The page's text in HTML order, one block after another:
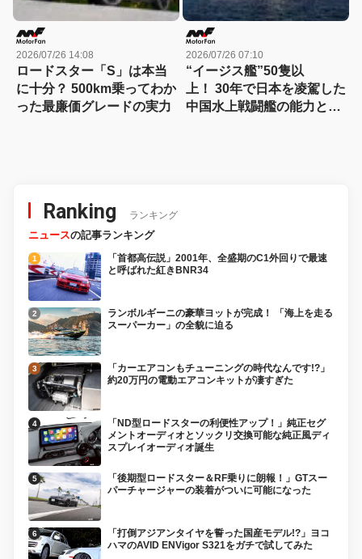
2026/07/26 14:08
ロードスター「S」は本当
に十分？ 500km乗ってわか
った最廉価グレードの実力
2026/07/26 07:10
“イージス艦”50隻以
上！ 30年で日本を凌駕した
中国水上戦闘艦の能力と戦
Ranking ランキング
ニュースの記事ランキング
「首都高伝説」2001年、全盛期のC1外回りで最速
と呼ばれた紅きBNR34
ランボルギーニの豪華ヨットが完成！ 「海上を走る
スーパーカー」の全貌に迫る
「カーエアコンもチューニングの時代なんです!?」
約20万円の電動エアコンキットが凄すぎた
「ND型ロードスターの利便性アップ！」純正セグ
メントオーディオとソックリ交換可能な純正風ディ
スプレイオーディオ誕生
「後期型ロードスター＆RF乗りに朗報！」GTスー
パーチャージャーの装着がついに可能になった
「打倒アジアンタイヤを誓った国産モデル!?」ヨコ
ハマのAVID ENVigor S321をガチで試してみた